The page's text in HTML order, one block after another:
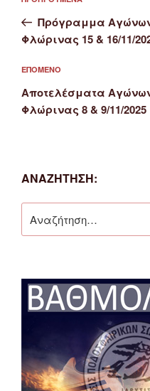
άρθρων
άρθροΠρόγραμμα Αγώνων
Φλώρινας 15 & 16/11/
Επόμενο
άρθρο
ΕΠΌΜΕΝΟ
Αποτελέσματα
Φλώρινας 8 & 9/11/2025
ΑΝΑΖΉΤΗΣΗ:
για: